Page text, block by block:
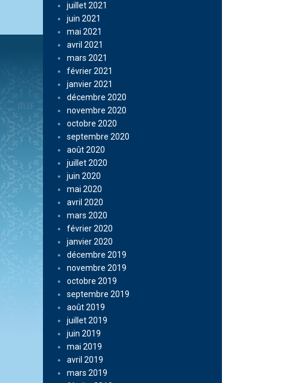
juillet 2021
juin 2021
mai 2021
avril 2021
mars 2021
février 2021
janvier 2021
décembre 2020
novembre 2020
octobre 2020
septembre 2020
août 2020
juillet 2020
juin 2020
mai 2020
avril 2020
mars 2020
février 2020
janvier 2020
décembre 2019
novembre 2019
octobre 2019
septembre 2019
août 2019
juillet 2019
juin 2019
mai 2019
avril 2019
mars 2019